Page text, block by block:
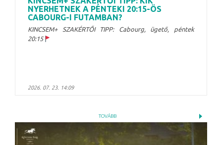
NYERHETNEK A PÉNTEKI 20:15-ÖS
CABOURG-I FUTAMBAN?
KINCSEM+ SZAKÉRTŐI TIPP: Cabourg, ügető, péntek
20:15
2026. 07. 23. 14:09
TOVÁBB